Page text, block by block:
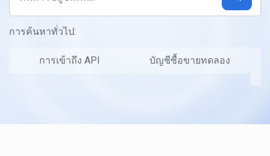
การค้นหาทั่วไป:
การเข้าถึง API บัญชีซื้อขายทดลอง